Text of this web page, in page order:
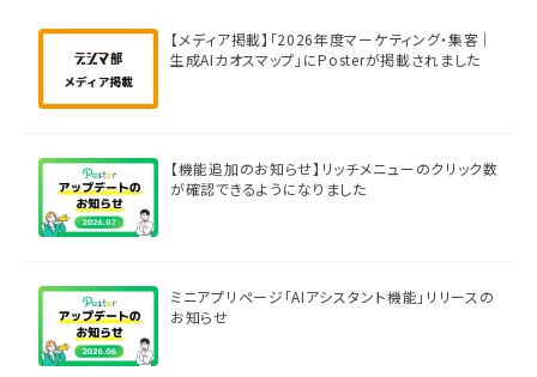
【メディア掲載】「2026年度マーケティング・集客｜
生成AIカオスマップ」にPosterが掲載されました
【機能追加のお知らせ】リッチメニューのクリック数
が確認できるようになりました
ミニアプリページ「AIアシスタント機能」リリースの
お知らせ